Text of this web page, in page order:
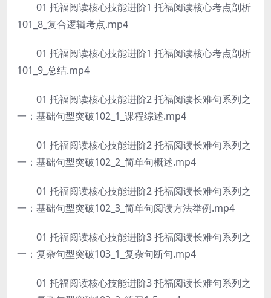
01 托福阅读核心技能进阶1 托福阅读核心考点剖析
101_8_复合逻辑考点.mp4
01 托福阅读核心技能进阶1 托福阅读核心考点剖析
101_9_总结.mp4
01 托福阅读核心技能进阶2 托福阅读长难句系列之
一：基础句型突破102_1_课程综述.mp4
01 托福阅读核心技能进阶2 托福阅读长难句系列之
一：基础句型突破102_2_简单句概述.mp4
01 托福阅读核心技能进阶2 托福阅读长难句系列之
一：基础句型突破102_3_简单句阅读方法举例.mp4
01 托福阅读核心技能进阶3 托福阅读长难句系列之
一：复杂句型突破103_1_复杂句断句.mp4
01 托福阅读核心技能进阶3 托福阅读长难句系列之